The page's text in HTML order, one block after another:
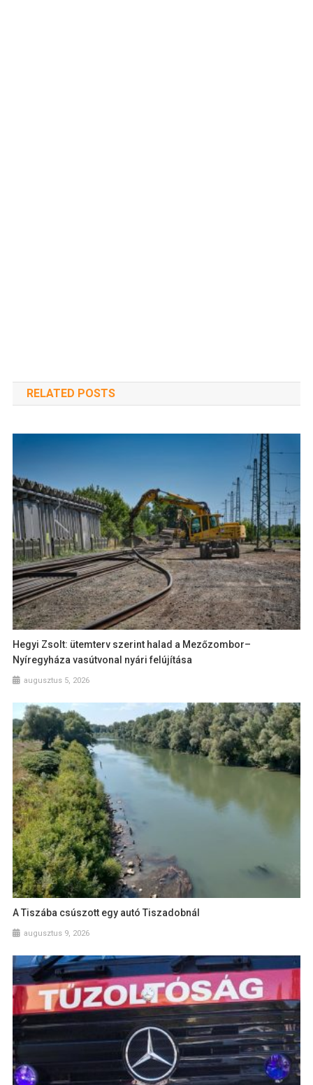
RELATED POSTS
Hegyi Zsolt: ütemterv szerint halad a Mezőzombor–
Nyíregyháza vasútvonal nyári felújítása
augusztus 5, 2026
A Tiszába csúszott egy autó Tiszadobnál
augusztus 9, 2026